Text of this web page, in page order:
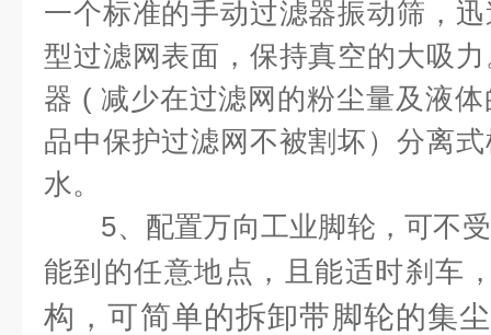
一个标准的手动过滤器振动筛，
型过滤网表面，保持真空的大吸
器 ( 减少在过滤网的粉尘量及液
品中保护过滤网不被割坏）分离
水。
5、配置万向工业脚轮，可不受
能到的任意地点，且能适时刹车
构，可简单的拆卸带脚轮的集